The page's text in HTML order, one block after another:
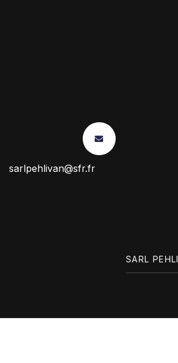
sarlpehlivan@sfr.fr
SARL